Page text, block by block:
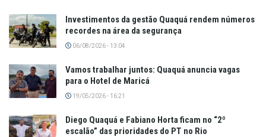
Investimentos da gestão Quaquá rendem números
recordes na área da segurança
06/08/2026 - 13:04
Vamos trabalhar juntos: Quaquá anuncia vagas
para o Hotel de Maricá
19/05/2026 - 16:21
Diego Quaquá e Fabiano Horta ficam no “2º
escalão” das prioridades do PT no Rio